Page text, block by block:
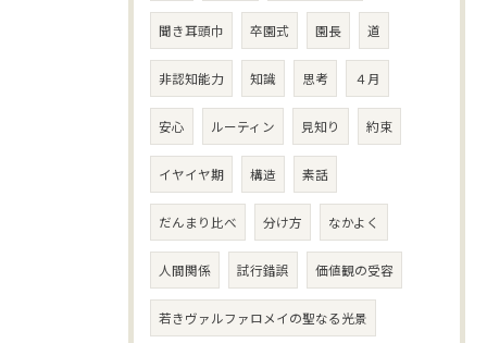
聞き耳頭巾 卒園式 園長 道
非認知能力 知識 思考 ４月
安心 ルーティン 見知り 約束
イヤイヤ期 構造 素話
だんまり比べ 分け方 なかよく
人間関係 試行錯誤 価値観の受容
若きヴァルファロメイの聖なる光景